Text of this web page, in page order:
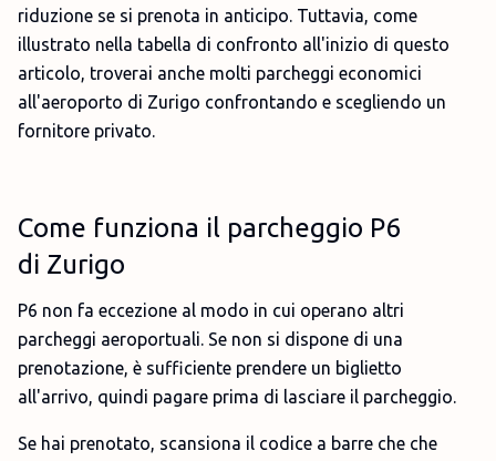
riduzione se si prenota in anticipo. Tuttavia, come
illustrato nella tabella di confronto all'inizio di questo
articolo, troverai anche molti parcheggi economici
all'aeroporto di Zurigo confrontando e scegliendo un
fornitore privato.
Come funziona il parcheggio P6
di Zurigo
P6 non fa eccezione al modo in cui operano altri
parcheggi aeroportuali. Se non si dispone di una
prenotazione, è sufficiente prendere un biglietto
all'arrivo, quindi pagare prima di lasciare il parcheggio.
Se hai prenotato, scansiona il codice a barre che che